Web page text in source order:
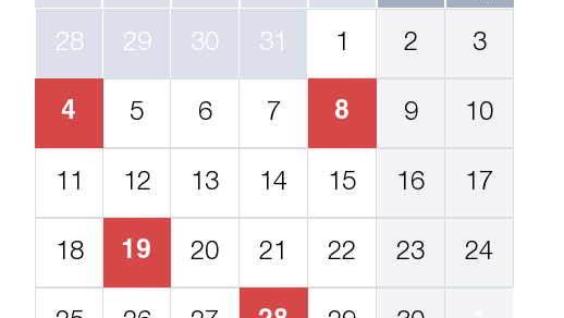
28 29 30 31 1 2 3
4 5 6 7 8 9 10
11 12 13 14 15 16 17
18 19 20 21 22 23 24